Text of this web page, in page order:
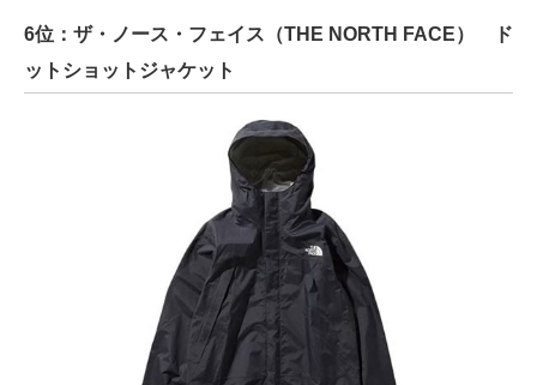
6位：ザ・ノース・フェイス（THE NORTH FACE） ド
ットショットジャケット